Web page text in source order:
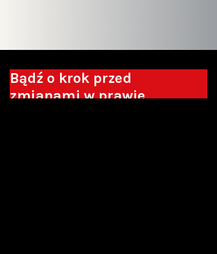
Bądź o krok przed
zmianami w prawie